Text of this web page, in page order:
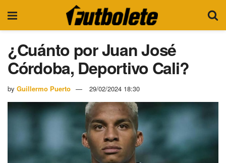
¿Cuánto por Juan José
Córdoba, Deportivo Cali?
by Guillermo Puerto 29/02/2024 18:30